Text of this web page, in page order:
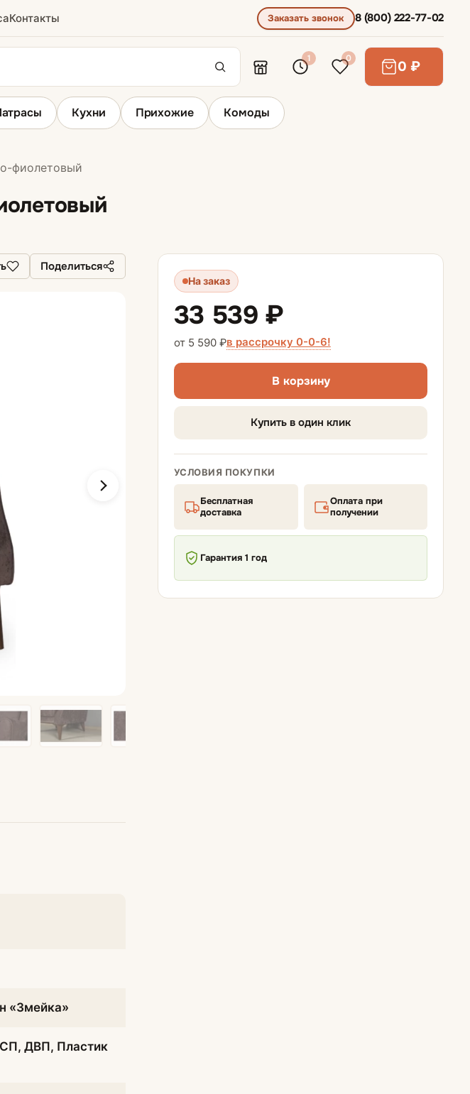
Контакты Заказать звонок 8 (800) 222-77-02
1 0 0 ₽
Диваны для ежедневного сна
Диваны раскладывающиеся вперед
Диваны-кровати
Диваны аккордеон
по типу
диваны
диваны
диваны
съемным чехлом
металлокаркасе
Матрасы для диванов
Кухни Прихожие Комоды
фиолетовый
Поделиться
«Змейка»
ДВП, Пластик
На заказ
33 539 ₽
от 5 590 ₽в рассрочку 0-0-6!
В корзину
Купить в один клик
УСЛОВИЯ ПОКУПКИ
Бесплатная
доставка
Оплата при
получении
Гарантия 1 год